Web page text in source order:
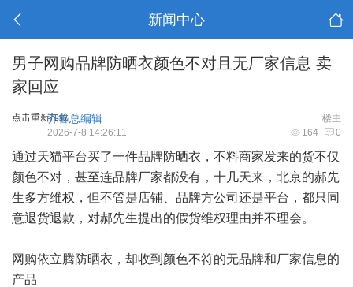
新闻中心
男子网购品牌防晒衣颜色不对且无厂家信息 卖
家回应
点击重新加载 楼主
齐鲁总编辑
164 0
2026-7-8 14:26:11
通过天猫平台买了一件品牌防晒衣，不料商家发来的货不仅
颜色不对，甚至连品牌厂家都没有，十几天来，北京的郝先
生多方维权，但不管是店铺、品牌方公司还是平台，都只同
意退货退款，对郝先生提出的假货维权理由并不理会。
网购依立腾防晒衣，却收到颜色不符的无品牌和厂家信息的
产品